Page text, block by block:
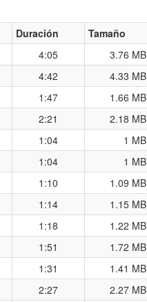
Duración
Tamaño
4:05
3.76 MB
4:42
4.33 MB
1:47
1.66 MB
2:21
2.18 MB
1:04
1 MB
1:04
1 MB
1:10
1.09 MB
1:14
1.15 MB
1:18
1.22 MB
1:51
1.72 MB
1:31
1.41 MB
2:27 2.27 MB